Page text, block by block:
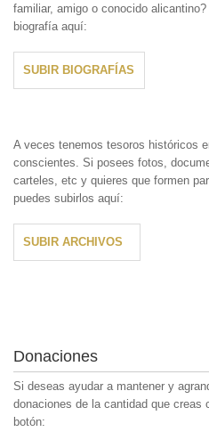
familiar, amigo o conocido
biografía aquí:
SUBIR BIOGRAFÍAS
A veces tenemos tesoros históricos
conscientes. Si posees fotos,
carteles, etc y quieres que formen
puedes subirlos aquí:
SUBIR ARCHIVOS
Donaciones
Si deseas ayudar a mantener y
donaciones de la cantidad que creas
botón: